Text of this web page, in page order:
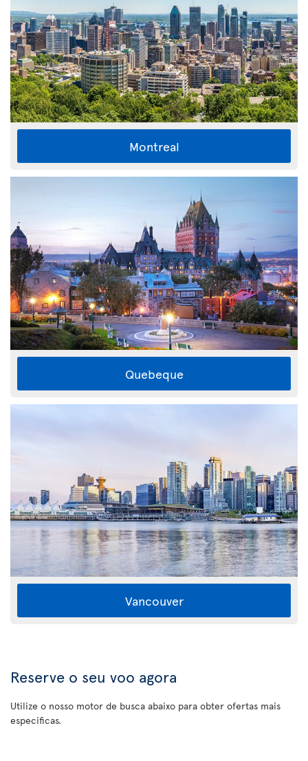
Montreal
Quebeque
Vancouver
Reserve o seu voo agora
Utilize o nosso motor de busca abaixo para obter ofertas mais
específicas.